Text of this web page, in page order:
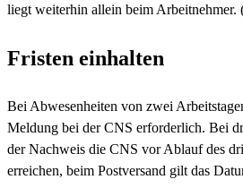
liegt weiterhin allein beim Arbeitnehmer.
Fristen einhalten
Bei Abwesenheiten von zwei
Meldung bei der CNS erforderlich. Bei
der Nachweis die CNS vor Ablauf des
erreichen, beim Postversand gilt das